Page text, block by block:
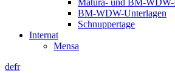
Matura- und BM-WDW-
BM-WDW-Unterlagen
Schnuppertage
Internat
Mensa
defr